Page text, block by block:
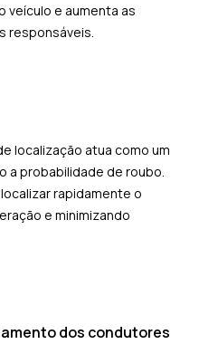
veículo e aumenta as
responsáveis.
localização atua como um
probabilidade de roubo.
rapidamente o
e minimizando
dos condutores